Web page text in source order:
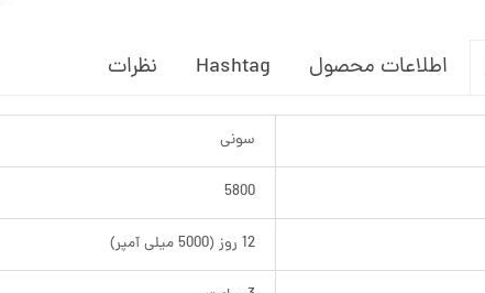
اطلاعات محصول Hashtag نظرات
سونی
5800
12 روز (5000 میلی آمپر)